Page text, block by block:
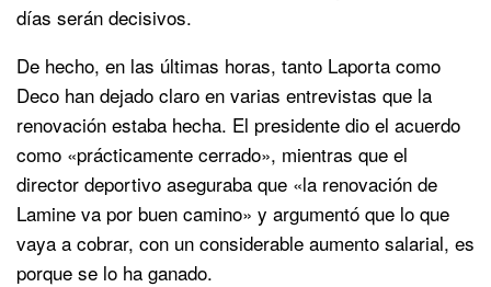
días serán decisivos.
De hecho, en las últimas horas, tanto Laporta como
Deco han dejado claro en varias entrevistas que la
renovación estaba hecha. El presidente dio el acuerdo
como «prácticamente cerrado», mientras que el
director deportivo aseguraba que «la renovación de
Lamine va por buen camino» y argumentó que lo que
vaya a cobrar, con un considerable aumento salarial, es
porque se lo ha ganado.